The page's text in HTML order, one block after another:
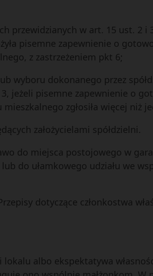
przewidzianych w art. 15 ust. 2 i
pisemne zapewnienie o
z zastrzeżeniem pkt 6;
wyboru dokonanego przez
jeżeli pisemne zapewnienie o
zgłosiła więcej niż
założycielami spółdzielni.
do miejsca postojowego w
lub do ułamkowego udziału we
dotyczące członkostwa
lokalu albo ekspektatywa